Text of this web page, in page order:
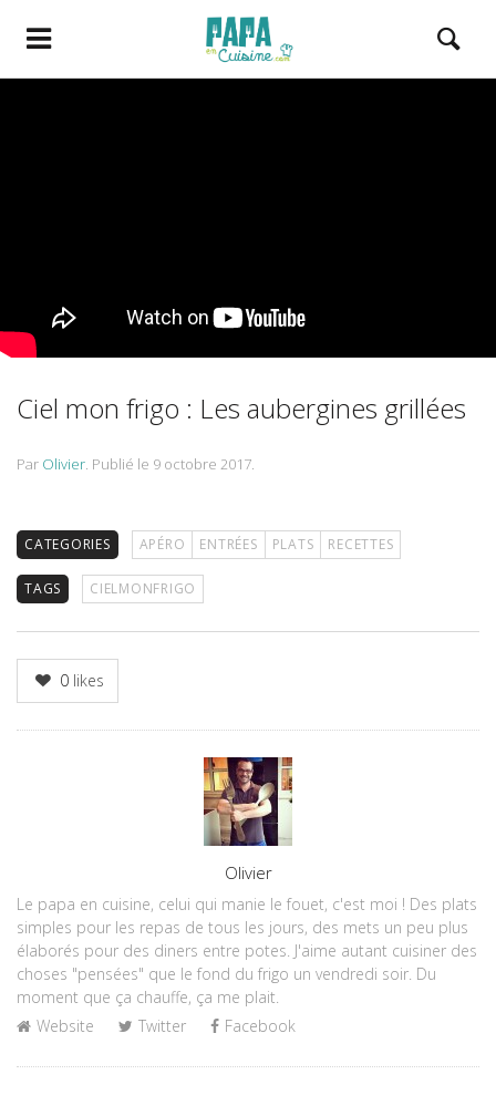
Ciel mon frigo : Les aubergines grillées
Par Olivier. Publié le 9 octobre 2017.
CATEGORIES APÉRO ENTRÉES PLATS RECETTES
TAGS CIELMONFRIGO
0 likes
Olivier
Le papa en cuisine, celui qui manie le fouet, c'est moi ! Des plats
simples pour les repas de tous les jours, des mets un peu plus
élaborés pour des diners entre potes. J'aime autant cuisiner des
choses "pensées" que le fond du frigo un vendredi soir. Du
moment que ça chauffe, ça me plait.
Website
Twitter Facebook